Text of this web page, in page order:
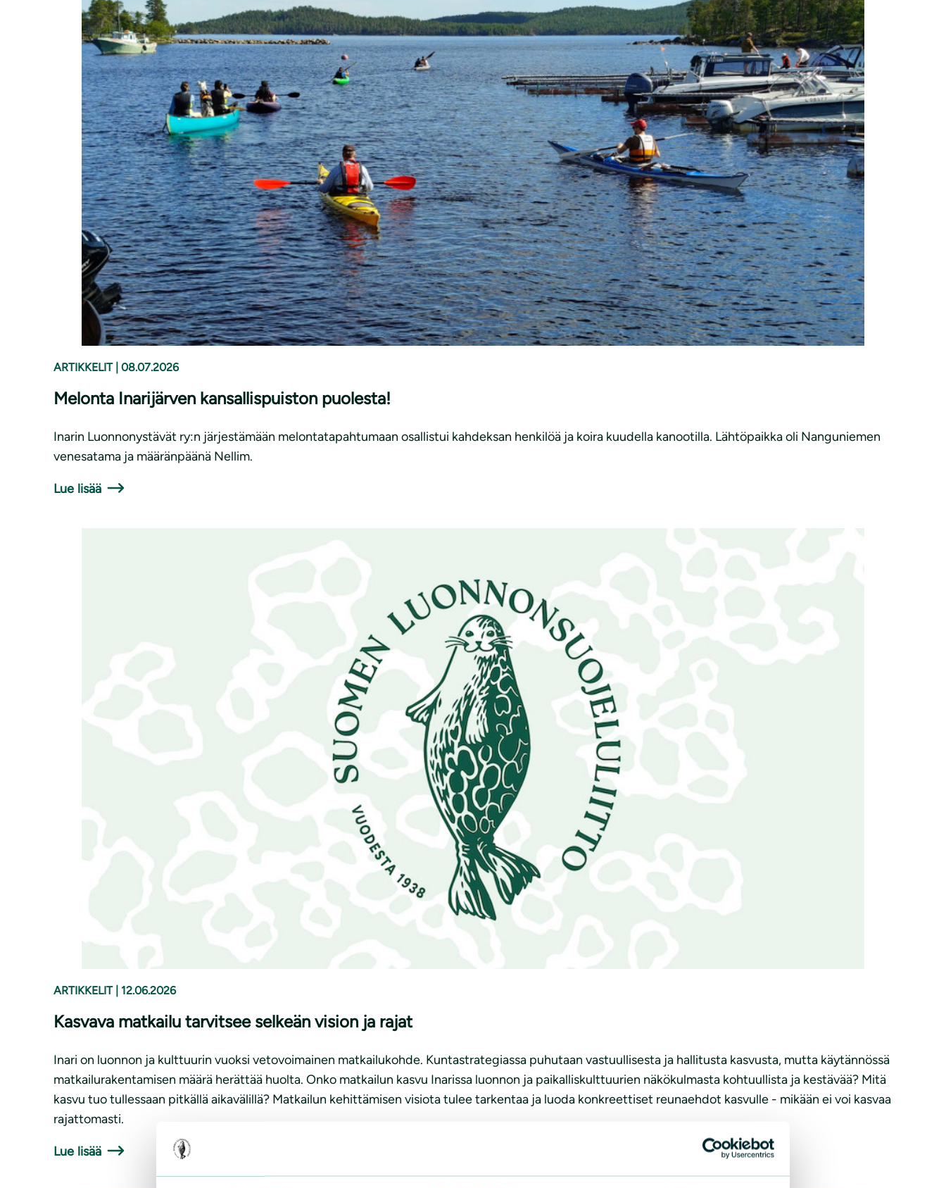
ARTIKKELIT 08.07.2026
Melonta Inarijärven kansallispuiston puolesta!
Inarin Luonnonystävät ry:n järjestämään melontatapahtumaan osallistui kahdeksan henkilöä ja koira kuudella kanootilla. Lähtöpaikka oli Nanguniemen
venesatama ja määränpäänä Nellim.
Lue lisää
ARTIKKELIT 12.06.2026
Kasvava matkailu tarvitsee selkeän vision ja rajat
Inari on luonnon ja kulttuurin vuoksi vetovoimainen matkailukohde. Kuntastrategiassa puhutaan vastuullisesta ja hallitusta kasvusta, mutta käytännössä
matkailurakentamisen määrä herättää huolta. Onko matkailun kasvu Inarissa luonnon ja paikalliskulttuurien näkökulmasta kohtuullista ja kestävää? Mitä
kasvu tuo tullessaan pitkällä aikavälillä? Matkailun kehittämisen visiota tulee tarkentaa ja luoda konkreettiset reunaehdot kasvulle - mikään ei voi kasvaa
rajattomasti.
Lue lisää